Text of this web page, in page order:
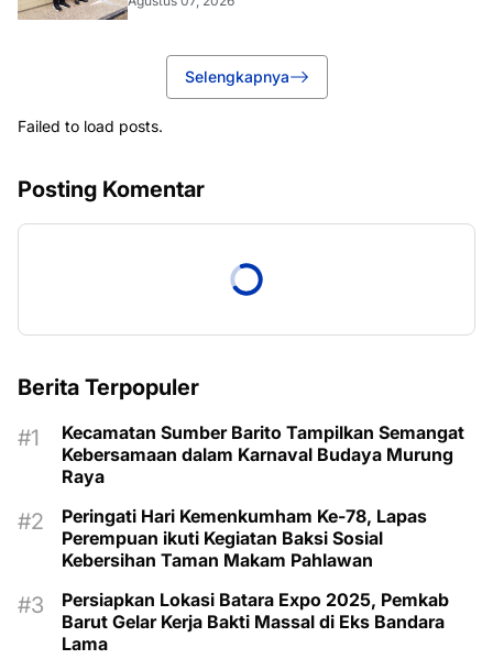
Selengkapnya
Failed to load posts.
Posting Komentar
Berita Terpopuler
Kecamatan Sumber Barito Tampilkan Semangat
Kebersamaan dalam Karnaval Budaya Murung
Raya
Peringati Hari Kemenkumham Ke-78, Lapas
Perempuan ikuti Kegiatan Baksi Sosial
Kebersihan Taman Makam Pahlawan
Persiapkan Lokasi Batara Expo 2025, Pemkab
Barut Gelar Kerja Bakti Massal di Eks Bandara
Lama